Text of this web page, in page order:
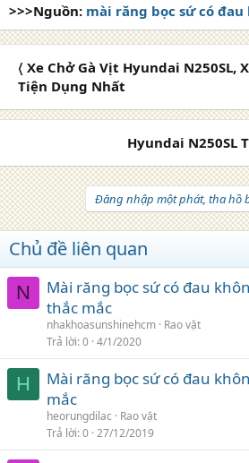
>>>Nguồn: mài răng bọc sứ có đau
〈 Xe Chở Gà Vịt Hyundai N250SL,
Tiện Dụng Nhất
Hyundai N250SL
Đăng nhập một phát, tha hồ
Chủ đề liên quan
N
Mài răng bọc sứ có đau
thắc mắc
nhakhoasunshinehcm Rao vặt
Trả lời 0 4/1/2020
H
Mài răng bọc sứ có đau
mắc
heorungdilac
Rao vặt
Trả lời 0 27/12/2019